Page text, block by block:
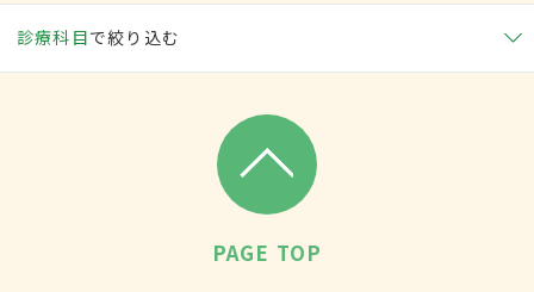
診療科目で絞り込む
PAGE TOP